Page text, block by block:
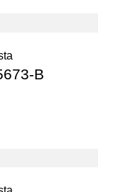
B